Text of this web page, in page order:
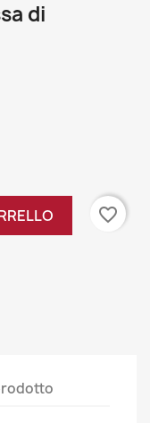
di
favorite_border